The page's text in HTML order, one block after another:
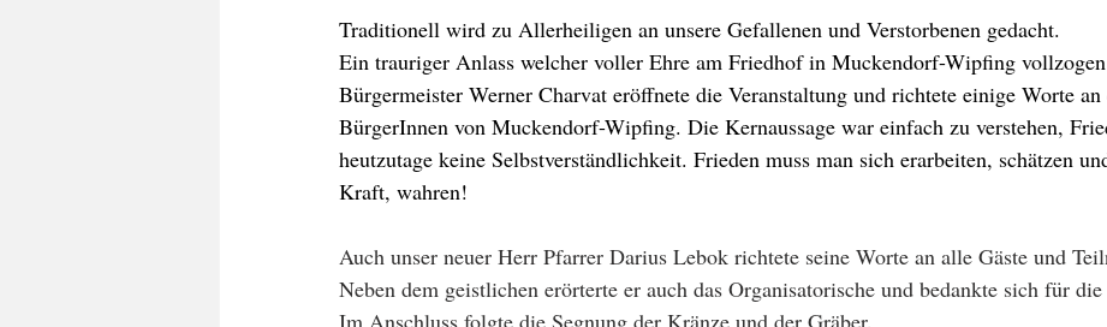
Traditionell wird zu Allerheiligen an unsere Gefallenen und Verstorbenen gedacht.
Ein trauriger Anlass welcher voller Ehre am Friedhof in Muckendorf-Wipfing
Bürgermeister Werner Charvat eröffnete die Veranstaltung und richtete einige Worte
BürgerInnen von Muckendorf-Wipfing. Die Kernaussage war einfach zu verstehen,
heutzutage keine Selbstverständlichkeit. Frieden muss man sich erarbeiten, schätzen
Kraft, wahren!
Auch unser neuer Herr Pfarrer Darius Lebok richtete seine Worte an alle Gäste und
Neben dem geistlichen erörterte er auch das Organisatorische und bedankte sich für
Im Anschluss folgte die Segnung der Kränze und der Gräber.